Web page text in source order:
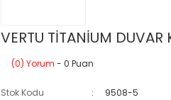
VERTU TİTANİUM
(0) Yorum - 0 Puan
Stok Kodu
9508-5